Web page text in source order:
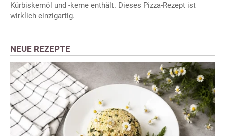
Kürbiskernöl und -kerne enthält. Dieses Pizza-Rezept ist
wirklich einzigartig.
NEUE REZEPTE